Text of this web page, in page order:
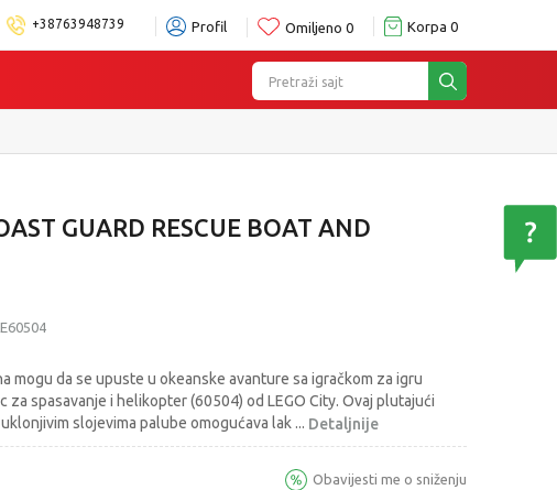
+38763948739 Profil Omiljeno 0 Korpa 0
Pretraži sajt
GUARD RESCUE BOAT AND
mogu da se upuste u okeanske avanture sa igračkom za igru
za spasavanje i helikopter (60504) od LEGO City. Ovaj plutajući
slojevima palube omogućava lak ... Detaljnije
Obavijesti me o sniženju